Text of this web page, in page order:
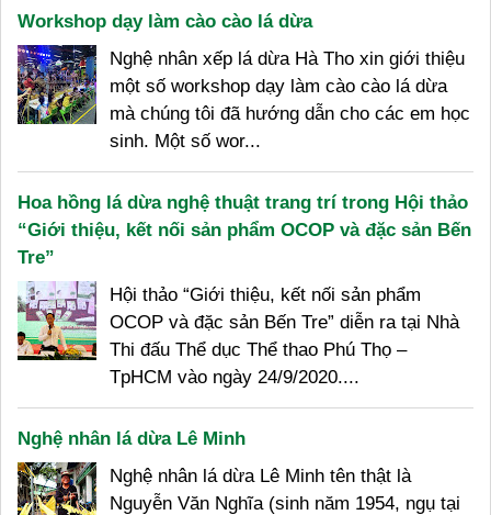
Workshop dạy làm cào cào lá dừa
Nghệ nhân xếp lá dừa Hà Tho xin giới thiệu
một số workshop dạy làm cào cào lá dừa
mà chúng tôi đã hướng dẫn cho các em học
sinh. Một số wor...
Hoa hồng lá dừa nghệ thuật trang trí trong Hội thảo
“Giới thiệu, kết nối sản phẩm OCOP và đặc sản Bến
Tre”
Hội thảo “Giới thiệu, kết nối sản phẩm
OCOP và đặc sản Bến Tre” diễn ra tại Nhà
Thi đấu Thể dục Thể thao Phú Thọ –
TpHCM vào ngày 24/9/2020....
Nghệ nhân lá dừa Lê Minh
Nghệ nhân lá dừa Lê Minh tên thật là
Nguyễn Văn Nghĩa (sinh năm 1954, ngụ tại